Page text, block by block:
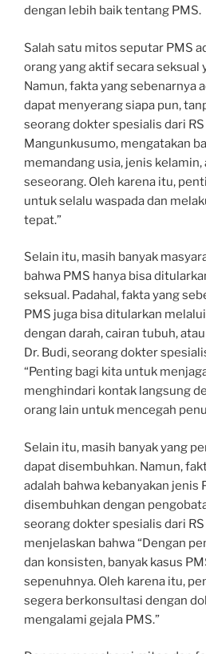
dengan lebih baik tentang PMS.
Salah satu mitos seputar PMS
orang yang aktif secara seksual
Namun, fakta yang sebenarnya
dapat menyerang siapa pun,
seorang dokter spesialis dari
Mangunkusumo, mengatakan
memandang usia, jenis
seseorang. Oleh karena itu,
untuk selalu waspada dan
tepat.”
Selain itu, masih banyak
bahwa PMS hanya bisa
seksual. Padahal, fakta yang
PMS juga bisa ditularkan
dengan darah, cairan tubuh,
Dr. Budi, seorang dokter
“Penting bagi kita untuk
menghindari kontak langsung
orang lain untuk mencegah
Selain itu, masih banyak yang
dapat disembuhkan. Namun,
adalah bahwa kebanyakan jenis
disembuhkan dengan
seorang dokter spesialis dari
menjelaskan bahwa “Dengan
dan konsisten, banyak kasus
sepenuhnya. Oleh karena itu,
segera berkonsultasi dengan
mengalami gejala PMS.”